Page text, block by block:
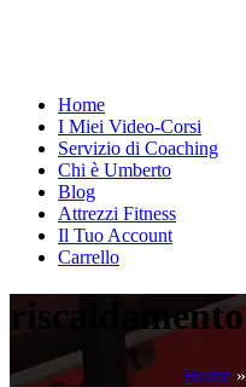
Home
I Miei Video-Corsi
Servizio di Coaching
Chi è Umberto
Blog
Attrezzi Fitness
Il Tuo Account
Carrello
riscaldamento
Home »